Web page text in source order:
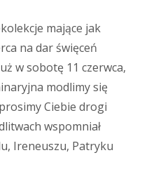
mające jak
na dar święceń
w sobotę 11 czerwca,
modlimy się
Ciebie drogi
wspomniał
Ireneuszu, Patryku